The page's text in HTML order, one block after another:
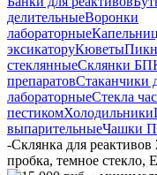
делительныеВоронки
лабораторные
эксикаторуКюветы
стеклянныеСклянки
препаратовСтаканчики
лабораторныеСтекла
пестикомХолодильники
выпарительныеЧашки
-Склянка для реактивов
пробка, темное стекло,